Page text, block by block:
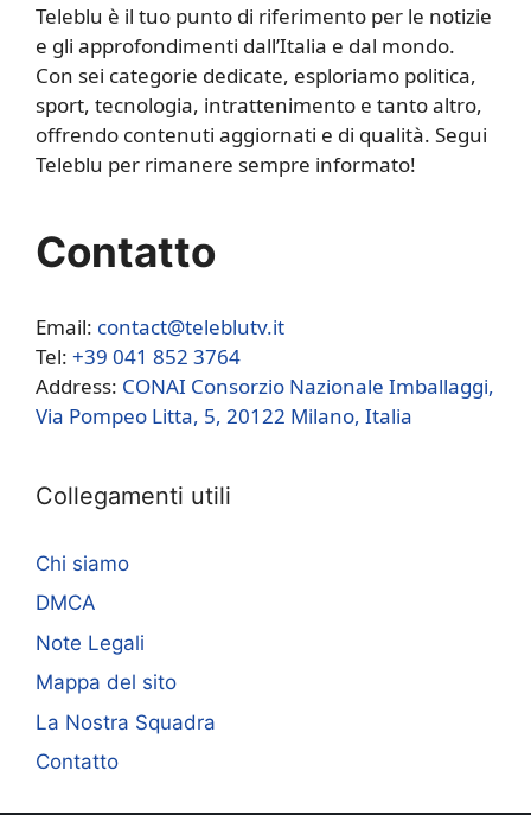
Teleblu è il tuo punto di riferimento per le notizie
e gli approfondimenti dall’Italia e dal mondo.
Con sei categorie dedicate, esploriamo politica,
sport, tecnologia, intrattenimento e tanto altro,
offrendo contenuti aggiornati e di qualità. Segui
Teleblu per rimanere sempre informato!
Contatto
Email: contact@teleblutv.it
Tel: +39 041 852 3764
Address: CONAI Consorzio Nazionale Imballaggi,
Via Pompeo Litta, 5, 20122 Milano, Italia
Collegamenti utili
Chi siamo
DMCA
Note Legali
Mappa del sito
La Nostra Squadra
Contatto